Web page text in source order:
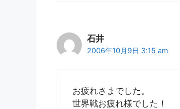
石井
2006年10月9日 3:15 am
お疲れさまでした。
世界戦お疲れ様でした！